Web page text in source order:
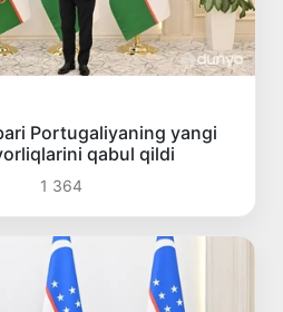
Portugaliyaning yangi
qabul qildi
1 364